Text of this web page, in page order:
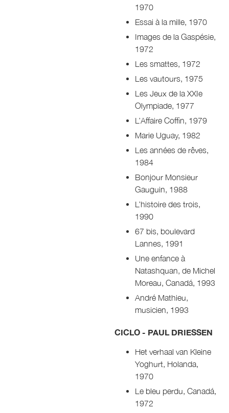
1970
Essai à la mille, 1970
Images de la Gaspésie,
1972
Les smattes, 1972
Les vautours, 1975
Les Jeux de la XXIe
Olympiade, 1977
L’Affaire Coffin, 1979
Marie Uguay, 1982
Les années de rêves,
1984
Bonjour Monsieur
Gauguin, 1988
L’histoire des trois,
1990
67 bis, boulevard
Lannes, 1991
Une enfance à
Natashquan, de Michel
Moreau, Canadá, 1993
André Mathieu,
musicien, 1993
CICLO - PAUL DRIESSEN
Het verhaal van Kleine
Yoghurt, Holanda,
1970
Le bleu perdu, Canadá,
1972